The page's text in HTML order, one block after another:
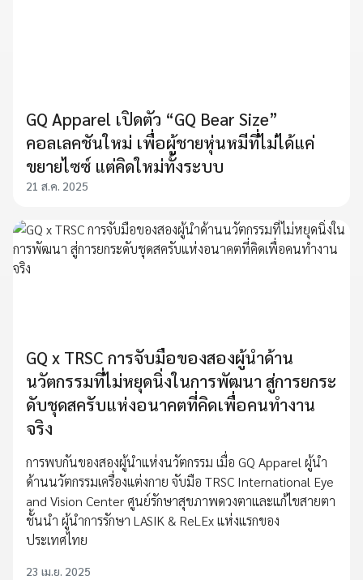
GQ Apparel เปิดตัว “GQ Bear Size”
คอลเลคชันใหม่ เพื่อผู้ชายหุ่นหมีที่ไม่ได้แค่
ขยายไซซ์ แต่คิดใหม่ทั้งระบบ
21 ส.ค. 2025
GQ x TRSC การจับมือของสองผู้นำด้าน
นวัตกรรมที่ไม่หยุดนิ่งในการพัฒนา สู่การยกระ
ดับชุดสครับแห่งอนาคตที่คิดเพื่อคนทำงาน
จริง
การพบกันของสองผู้นำแห่งนวัตกรรม เมื่อ GQ Apparel ผู้นำ
ด้านนวัตกรรมเครื่องแต่งกาย จับมือ TRSC International Eye
and Vision Center ศูนย์รักษาสุขภาพดวงตาและแก้ไขสายตา
ชั้นนำ ผู้นำการรักษา LASIK & ReLEx แห่งแรกของ
ประเทศไทย
23 เม.ย. 2025